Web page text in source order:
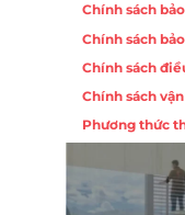
Chính sách
Chính sách
Chính sách
Chính sách
Phương thức